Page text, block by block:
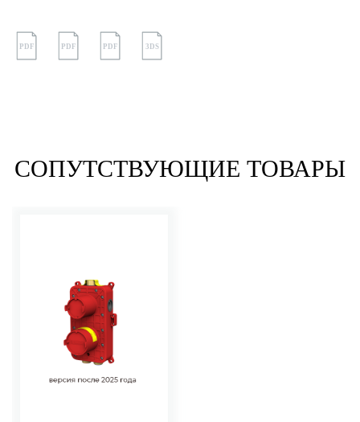
PDF PDF PDF 3DS
СОПУТСТВУЮЩИЕ ТОВАРЫ